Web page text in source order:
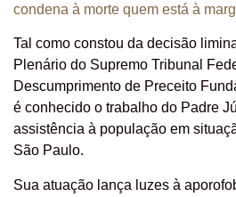
condena à morte quem está à
Tal como constou da decisão
Plenário do Supremo Tribunal
Descumprimento de Preceito
é conhecido o trabalho do Padre
assistência à população em
São Paulo.
Sua atuação lança luzes à